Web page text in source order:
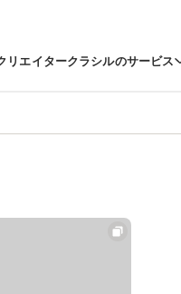
リエイタークラシルのサービス